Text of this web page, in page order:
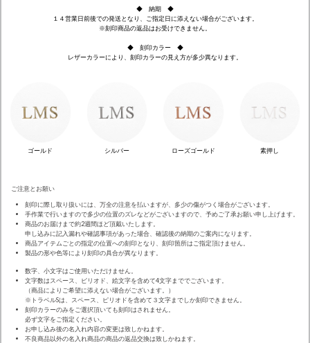
◆ 納期 ◆
１４営業日前後での発送となり、ご指定日に添えない場合がございます。
※刻印商品の返品はお受けできません。
◆ 刻印カラー ◆
レザーカラーにより、刻印カラーの見え方が多少異なります。
ゴールド シルバー ローズゴールド 素押し
ご注意とお願い
刻印に際し取り扱いには、万全の注意を払いますが、多少の傷がつく場合がございます。
手作業で行いますので多少の位置のズレなどがございますので、予めご了承お願い申し上げます。
商品のお届けまで約2週間ほど頂戴いたします。
申し込みに記入漏れや確認事項があった場合、確認後の納期のご案内になります。
商品アイテムごとの指定の位置への刻印となり、刻印箇所はご指定頂けません。
製品の形や色等により刻印の具合が異なります。
数字、小文字はご使用いただけません。
文字数はスペース、ピリオド、絵文字を含めて4文字まででございます。
（商品によりご希望に添えない場合がございます。）
※トラベルSは、スペース、ピリオドを含めて３文字までしか刻印できません。
刻印カラーのみをご選択頂いても刻印はされません。
必ず文字をご指定ください。
お申し込み後の名入れ内容の変更は致しかねます。
不良商品以外の名入れ商品の商品の返品交換は致しかねます。